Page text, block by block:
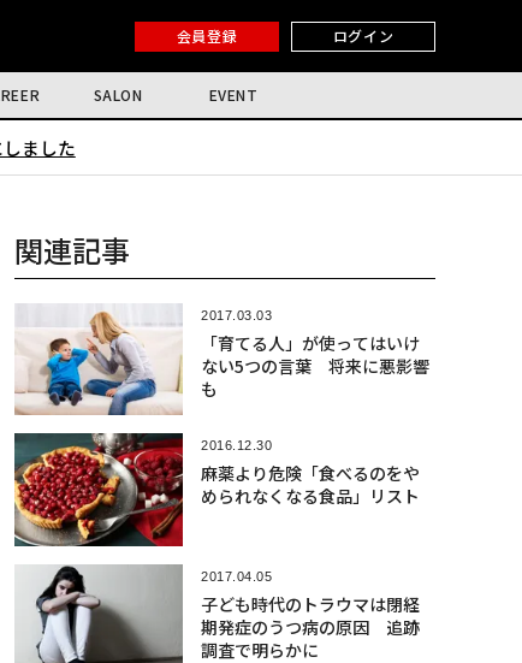
会員登録 ログイン
SALON EVENT
ました
関連記事
2017.03.03
「育てる人」が使ってはいけ
ない5つの言葉 将来に悪影響
も
2016.12.30
麻薬より危険「食べるのをや
められなくなる食品」リスト
2017.04.05
子ども時代のトラウマは閉経
期発症のうつ病の原因 追跡
調査で明らかに